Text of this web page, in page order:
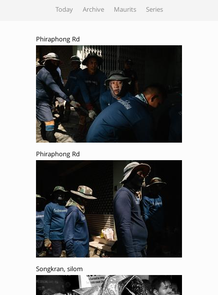
Today Archive Maurits Series
Phiraphong Rd
Phiraphong Rd
Songkran, silom